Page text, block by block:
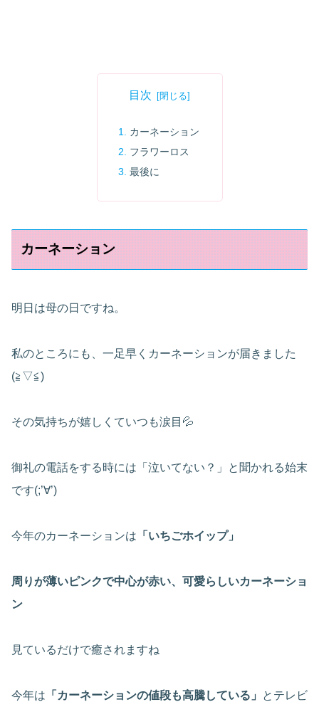
目次
カーネーション
フラワーロス
最後に
カーネーション
明日は母の日ですね。
私のところにも、一足早くカーネーションが届きました
(≧▽≦)
その気持ちが嬉しくていつも涙目💦
御礼の電話をする時には「泣いてない？」と聞かれる始末
です(;’∀’)
今年のカーネーションは 「いちごホイップ」
周りが薄いピンクで中心が赤い、可愛らしいカーネーショ
ン
見ているだけで癒されますね
今年は 「カーネーションの値段も高騰している」
とテレビ